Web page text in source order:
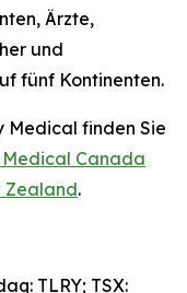
Ärzte,
und
fünf Kontinenten.
finden Sie
Canada
Zealand.
TLRY; TSX: